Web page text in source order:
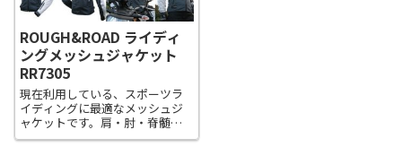
ROUGH&ROAD ライディ
ングメッシュジャケット
RR7305
現在利用している、スポーツラ
イディングに最適なメッシュジ
ャケットです。肩・肘・脊髄パ
ッドが最初から装備されていま